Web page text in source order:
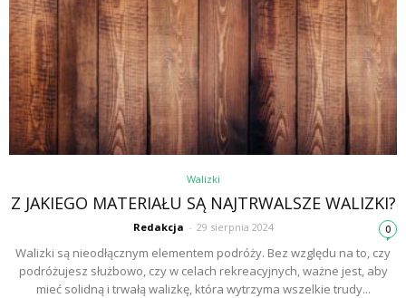
Walizki
Z JAKIEGO MATERIAŁU SĄ NAJTRWALSZE WALIZKI?
Redakcja - 29 sierpnia 2024 0
Walizki są nieodłącznym elementem podróży. Bez względu na to, czy
podróżujesz służbowo, czy w celach rekreacyjnych, ważne jest, aby
mieć solidną i trwałą walizkę, która wytrzyma wszelkie trudy...